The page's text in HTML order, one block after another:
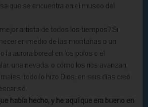
que se encuentra en el museo del
artista de todos los tiempos? Si
en medio de las montañas o un
la aurora boreal en los polos o el
una nevada, o cómo los ríos avanzan,
todo lo hizo Dios, en seis días creó
había hecho, y he aquí que era bueno en